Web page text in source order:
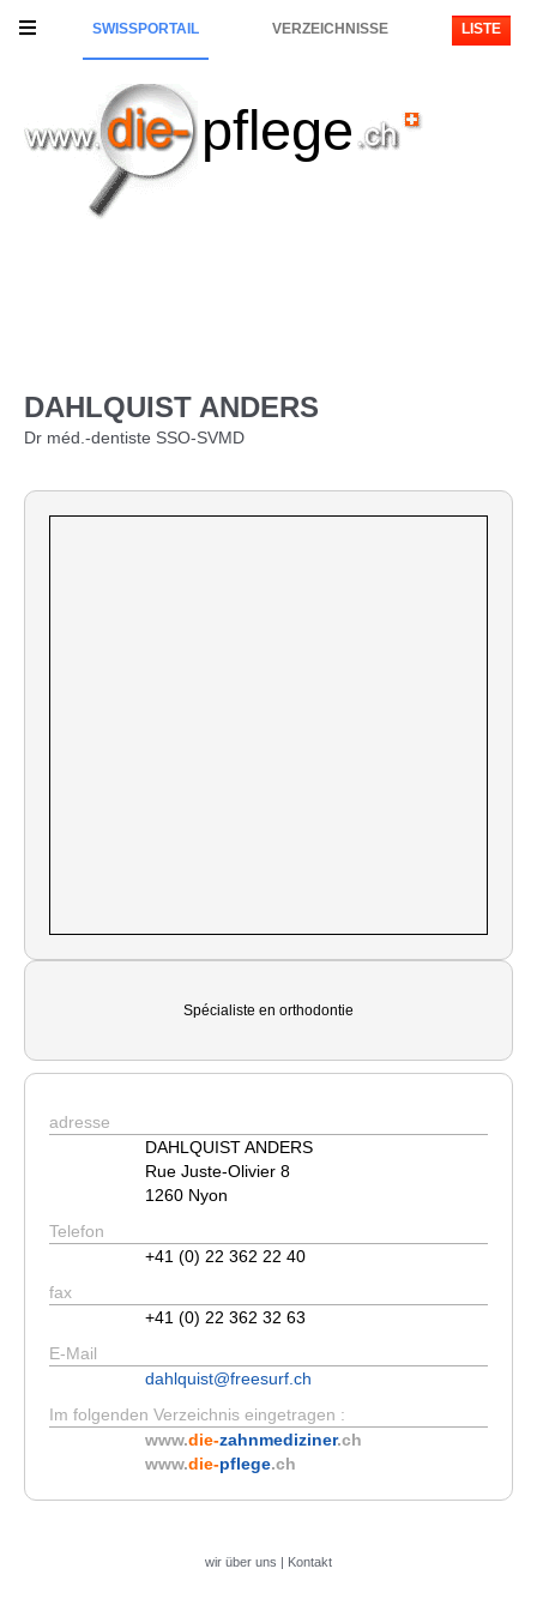
SWISSPORTAIL VERZEICHNISSE LISTE
pflege
DAHLQUIST ANDERS
Dr méd.-dentiste SSO-SVMD
Spécialiste en orthodontie
adresse
DAHLQUIST ANDERS
Rue Juste-Olivier 8
1260 Nyon
Telefon
+41 (0) 22 362 22 40
fax
+41 (0) 22 362 32 63
E-Mail
dahlquist@freesurf.ch
Im folgenden Verzeichnis eingetragen :
www.die-zahnmediziner.ch
www.die-pflege.ch
wir über uns | Kontakt